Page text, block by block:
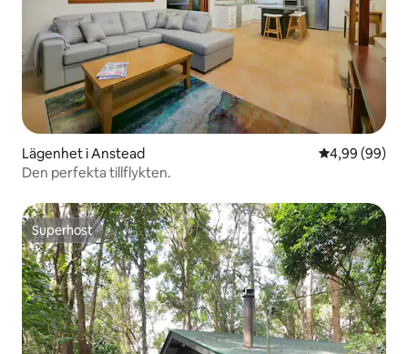
Lägenhet i Anstead 4,99 av 5 i
4,99 (99)
Den perfekta tillflykten.
Superhost
Superhost